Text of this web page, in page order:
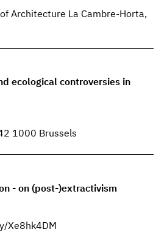
Architecture La Cambre-Horta,
ecological controversies in
1000 Brussels
- on (post-)extractivism
Xe8hk4DM